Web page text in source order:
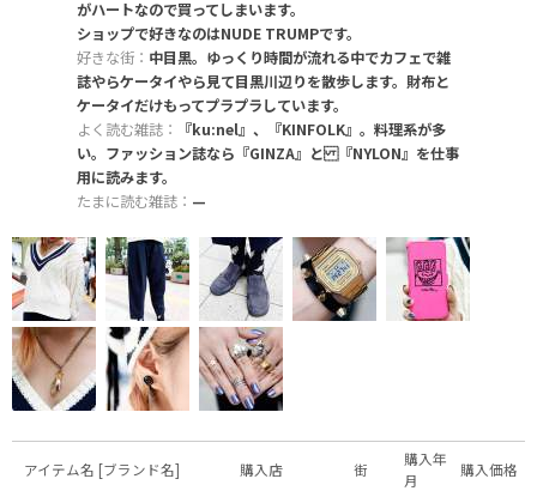
がハートなので買ってしまいます。
ショップで好きなのはNUDE TRUMPです。
好きな街： 中目黒。ゆっくり時間が流れる中でカフェで雑
誌やらケータイやら見て目黒川辺りを散歩します。財布と
ケータイだけもってプラプラしています。
よく読む雑誌：
『ku:nel』、『KINFOLK』。料理系が多
い。ファッション誌なら『GINZA』と 『NYLON』を仕事
用に読みます。
たまに読む雑誌： —
アイテム名 [ブランド名] 購入店 街
購入年
月
購入価格